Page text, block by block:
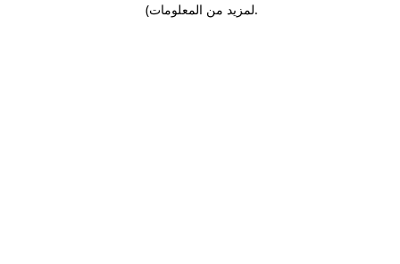
لمزيد من المعلومات).